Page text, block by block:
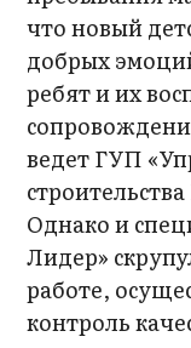
что новый
добрых
ребят и их
ведет ГУП
Однако и
Лидер»
работе,
контроль